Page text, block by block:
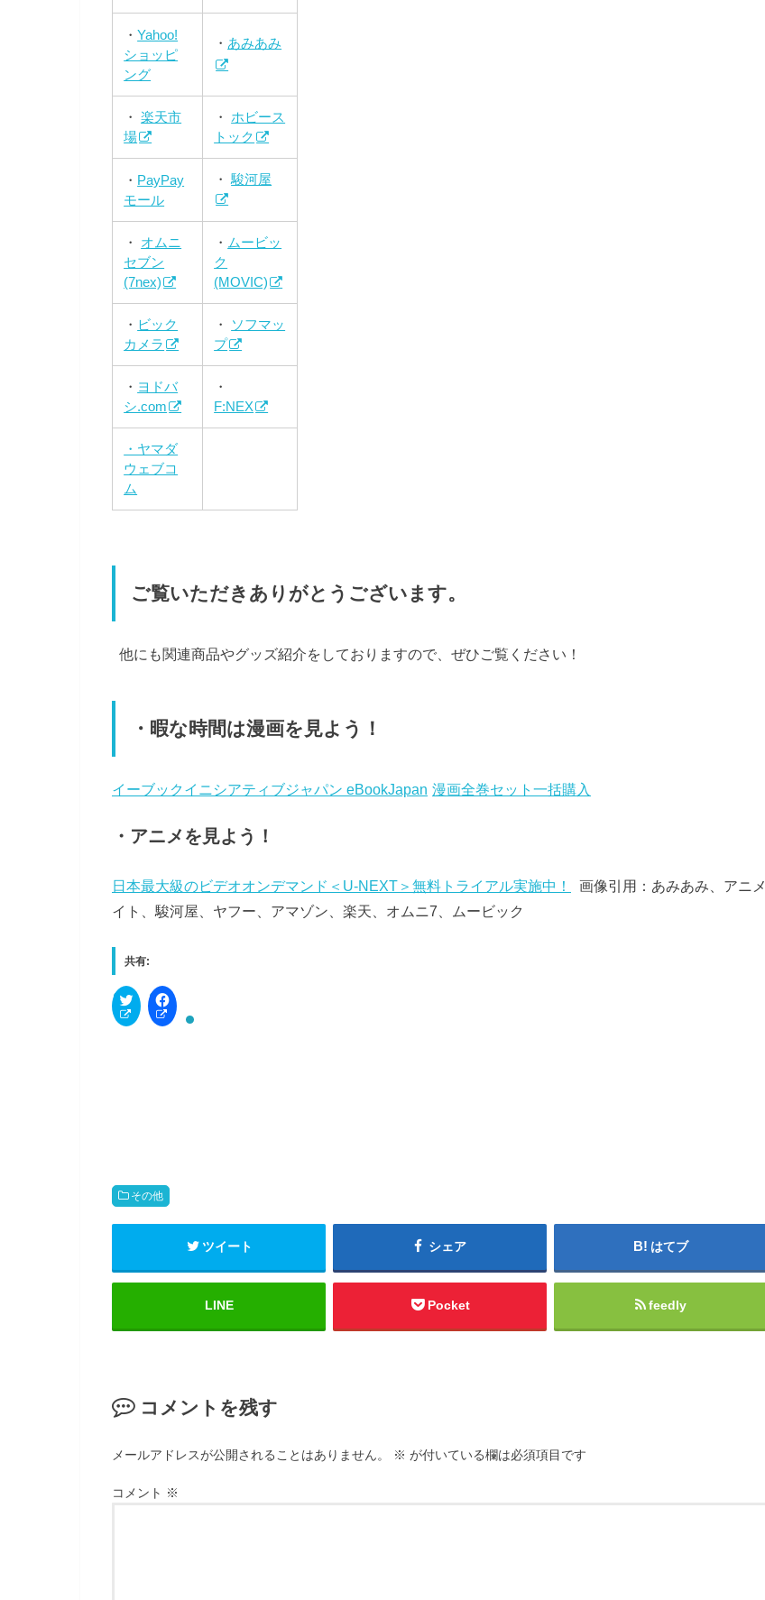
・Yahoo!
ショッピ
ング
・ あみあみ
・楽天市
場
・ ホビース
トック
・ PayPay
モール
・駿河屋
・ オムニ
セブン
(7nex)
・ ムービッ
ク
(MOVIC)
・ ビック
カメラ
・
ソフマッ
プ
・ ヨドバ
シ.com
・
F:NEX
・ヤマダ
ウェブコ
ム
ご覧いただきありがとうございます。
他にも関連商品やグッズ紹介をしておりますので、ぜひご覧ください！
・暇な時間は漫画を見よう！
イーブックイニシアティブジャパン eBookJapan 漫画全巻セット一括購入
・アニメを見よう！
日本最大級のビデオオンデマンド＜U-NEXT＞無料トライアル実施中！
画像引用：あみあみ、アニメ
イト、駿河屋、ヤフー、アマゾン、楽天、オムニ7、ムービック
共有:
C
i
i
t
t
e
し
い
)
F
a
c
し
さ
い
で
開
き
)
その他
ツイート シェア はてブ
LINE Pocket feedly
コメントを残す
メールアドレスが公開されることはありません。 ※ が付いている欄は必須項目です
コメント ※